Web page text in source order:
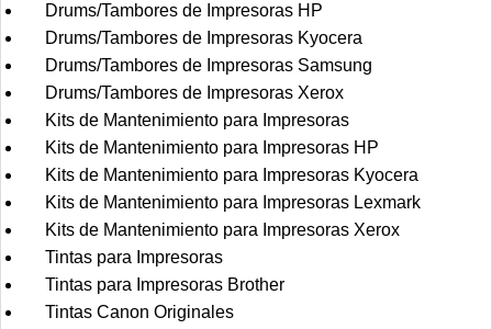
Drums/Tambores de Impresoras HP
Drums/Tambores de Impresoras Kyocera
Drums/Tambores de Impresoras Samsung
Drums/Tambores de Impresoras Xerox
Kits de Mantenimiento para Impresoras
Kits de Mantenimiento para Impresoras HP
Kits de Mantenimiento para Impresoras Kyocera
Kits de Mantenimiento para Impresoras Lexmark
Kits de Mantenimiento para Impresoras Xerox
Tintas para Impresoras
Tintas para Impresoras Brother
Tintas Canon Originales